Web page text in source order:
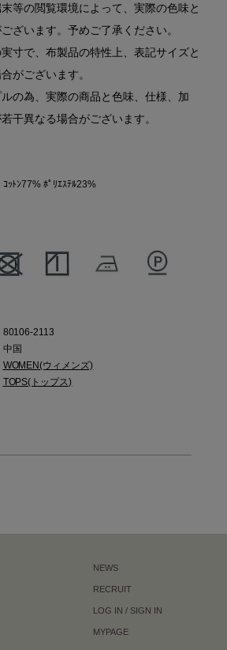
等の閲覧環境によって、実際の色味と
ざいます。予めご了承ください。
寸で、布製品の特性上、表記サイズと
がございます。
の為、実際の商品と色味、仕様、加
干異なる場合がございます。
ｺｯﾄﾝ77% ﾎﾟﾘｴｽﾃﾙ23%
80106-2113
中国
WOMEN(ウィメンズ)
TOPS(トップス)
NEWS
RECRUIT
LOG IN / SIGN IN
MYPAGE